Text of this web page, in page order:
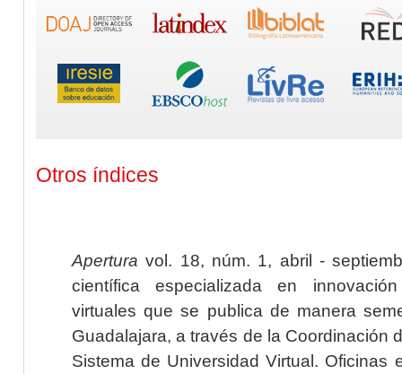
Otros índices
Apertura vol. 18, núm. 1, abril -
científica especializada en
virtuales que se publica de manera
Guadalajara, a través de la Coordinación
Sistema de Universidad Virtual. Oficinas